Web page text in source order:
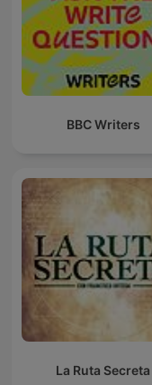
BBC Writers
La Ruta Secreta